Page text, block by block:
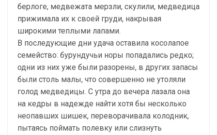
берлоге, медвежата мерзли, скулили, медведица
прижимала их к своей груди, накрывая
широкими теплыми лапами.
В последующие дни удача оставила косолапое
семейство: бурундучьи норы попадались редко;
одни из них уже были разорены, в других запасы
были столь малы, что совершенно не утоляли
голод медведицы. С утра до вечера лазала она
на кедры в надежде найти хотя бы несколько
неопавших шишек, переворачивала колодник,
пытаясь поймать полевку или слизнуть